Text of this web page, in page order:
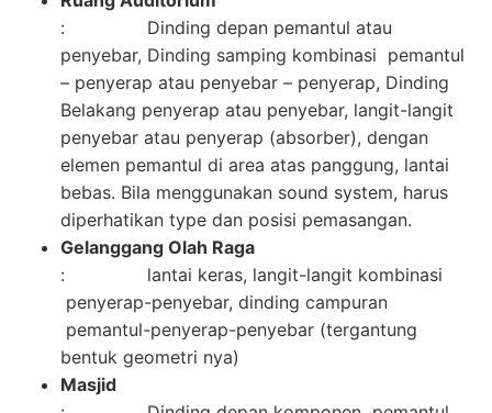
: Dinding depan pemantul atau
penyebar, Dinding samping kombinasi pemantul
– penyerap atau penyebar – penyerap, Dinding
Belakang penyerap atau penyebar, langit-langit
penyebar atau penyerap (absorber), dengan
elemen pemantul di area atas panggung, lantai
bebas. Bila menggunakan sound system, harus
diperhatikan type dan posisi pemasangan.
Gelanggang Olah Raga
: lantai keras, langit-langit kombinasi
penyerap-penyebar, dinding campuran
pemantul-penyerap-penyebar (tergantung
bentuk geometri nya)
Masjid